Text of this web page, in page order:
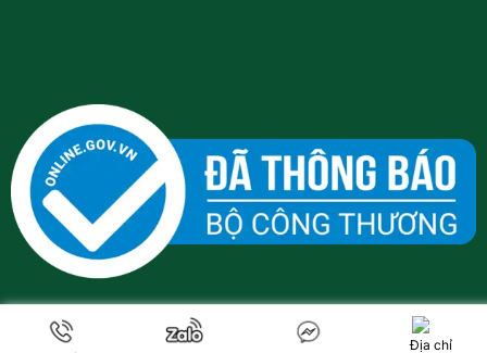
Địa chỉ